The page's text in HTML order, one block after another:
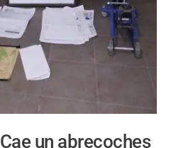
Cae un abrecoches